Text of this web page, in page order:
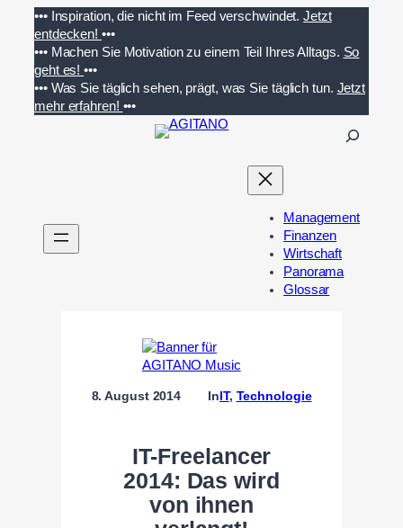
Inhalt
springen
••• Inspiration, die nicht im Feed verschwindet. Jetzt
entdecken! •••
••• Machen Sie Motivation zu einem Teil Ihres Alltags. So
geht es!•••
••• Was Sie täglich sehen, prägt, was Sie täglich tun. Jetzt
mehr erfahren! •••
n
Management
Finanzen
Wirtschaft
Panorama
Glossar
8. August 2014 InIT, Technologie
IT-Freelancer
2014: Das wird
von ihnen